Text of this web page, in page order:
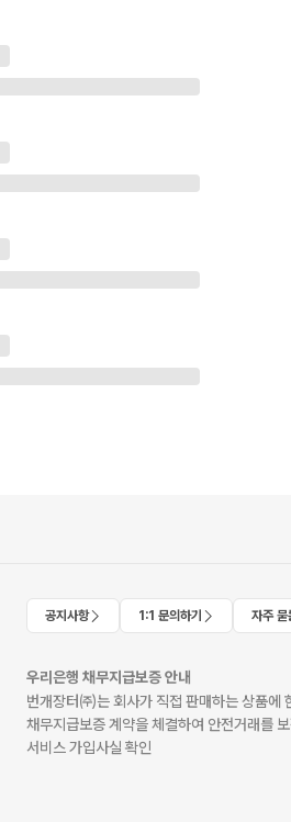
공지사항 1:1 문의하기 자주 묻
우리은행 채무지급보증 안내
번개장터㈜는 회사가 직접 판매하는 상품에
채무지급보증 계약을 체결하여 안전거래를
서비스 가입사실 확인